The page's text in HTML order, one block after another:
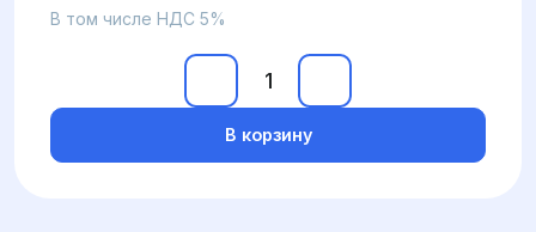
В том числе НДС 5%
В корзину